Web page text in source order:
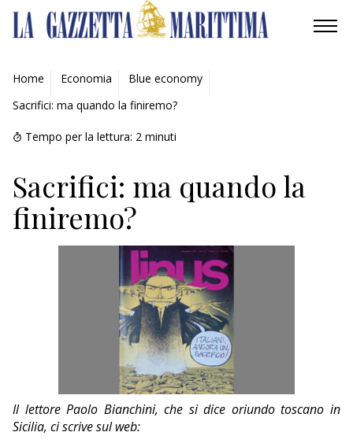
AMBIENTE
MOBILITÀ
INDUSTRIA
RICERCA
ECONOMIA
Home Economia
Blue economy
Sacrifici: ma quando la finiremo?
Tempo per la lettura: 2 minuti
Sacrifici: ma quando la
finiremo?
Il lettore Paolo Bianchini, che si dice oriundo toscano in
Sicilia, ci scrive sul web: